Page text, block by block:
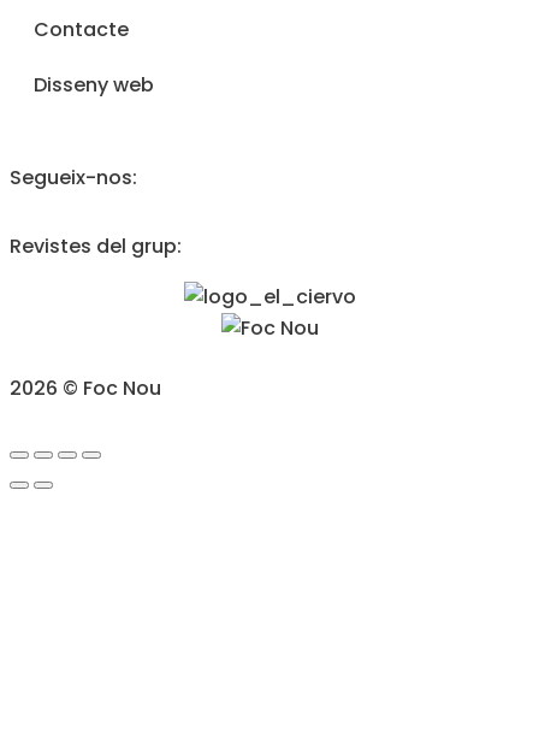
Contacte
Disseny web
Segueix-nos:
Revistes del grup:
2026 © Foc Nou